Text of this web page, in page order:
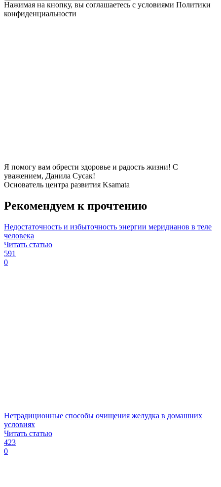
Нажимая на кнопку, вы соглашаетесь с условиями Политики
конфиденциальности
Я помогу вам обрести здоровье и радость жизни! С
уважением, Данила Сусак!
Основатель центра развития Ksamata
Рекомендуем к прочтению
Недостаточность и избыточность энергии меридианов в теле
человека
Читать статью
591
0
Нетрадиционные способы очищения желудка в домашних
условиях
Читать статью
423
0